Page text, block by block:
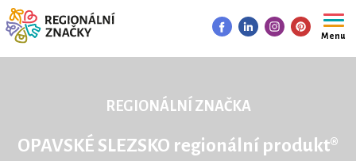
Menu
REGIONÁLNÍ ZNAČKA
OPAVSKÉ SLEZSKO regionální produkt®